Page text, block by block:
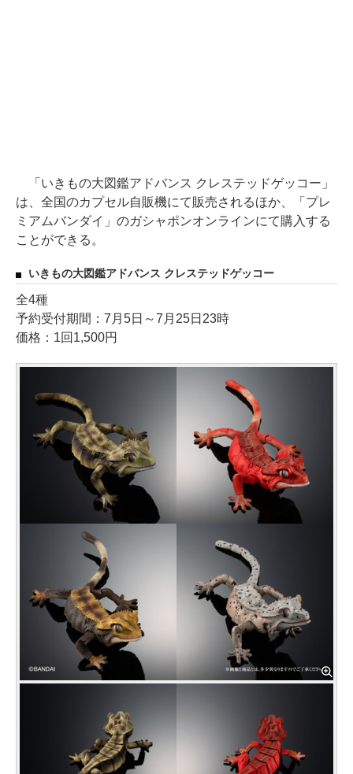
「いきもの大図鑑アドバンス クレステッドゲッコー」
は、全国のカプセル自販機にて販売されるほか、「プレ
ミアムバンダイ」のガシャポンオンラインにて購入する
ことができる。
いきもの大図鑑アドバンス クレステッドゲッコー
全4種
予約受付期間：7月5日～7月25日23時
価格：1回1,500円